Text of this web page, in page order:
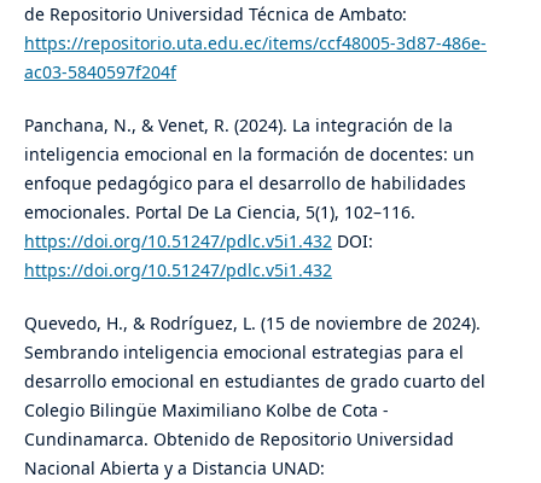
de Repositorio Universidad Técnica de Ambato:
https://repositorio.uta.edu.ec/items/ccf48005-3d87-486e-
ac03-5840597f204f
Panchana, N., & Venet, R. (2024). La integración de la
inteligencia emocional en la formación de docentes: un
enfoque pedagógico para el desarrollo de habilidades
emocionales. Portal De La Ciencia, 5(1), 102–116.
https://doi.org/10.51247/pdlc.v5i1.432 DOI:
https://doi.org/10.51247/pdlc.v5i1.432
Quevedo, H., & Rodríguez, L. (15 de noviembre de 2024).
Sembrando inteligencia emocional estrategias para el
desarrollo emocional en estudiantes de grado cuarto del
Colegio Bilingüe Maximiliano Kolbe de Cota -
Cundinamarca. Obtenido de Repositorio Universidad
Nacional Abierta y a Distancia UNAD: